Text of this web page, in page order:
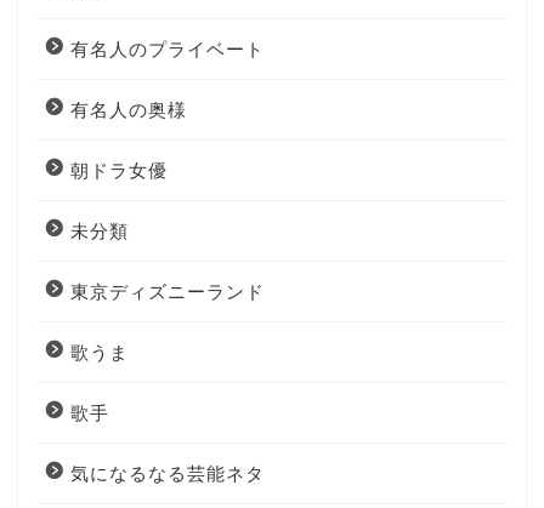
有名人のプライベート
有名人の奥様
朝ドラ女優
未分類
東京ディズニーランド
歌うま
歌手
気になるなる芸能ネタ